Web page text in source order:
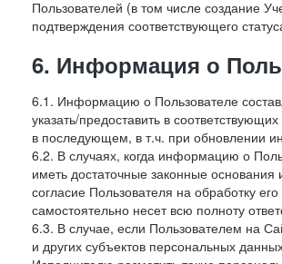
Пользователей (в том числе создание
подтверждения соответствующего
6. Информация о
6.1. Информацию о Пользователе
указать/предоставить в
в последующем, в т.ч. при обновлении
6.2. В случаях, когда информацию о
иметь достаточные законные
согласие Пользователя на обработку
самостоятельно несет всю полноту
6.3. В случае, если Пользователем на
и других субъектов персональных